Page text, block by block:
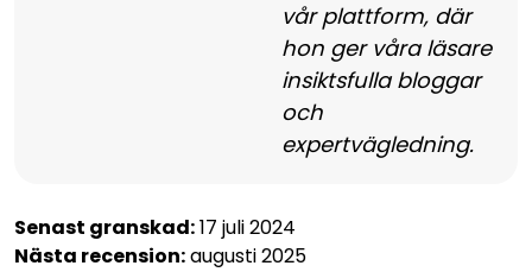
vår plattform, där
hon ger våra läsare
insiktsfulla bloggar
och
expertvägledning.
Senast granskad:17 juli 2024
Nästa recension:augusti 2025